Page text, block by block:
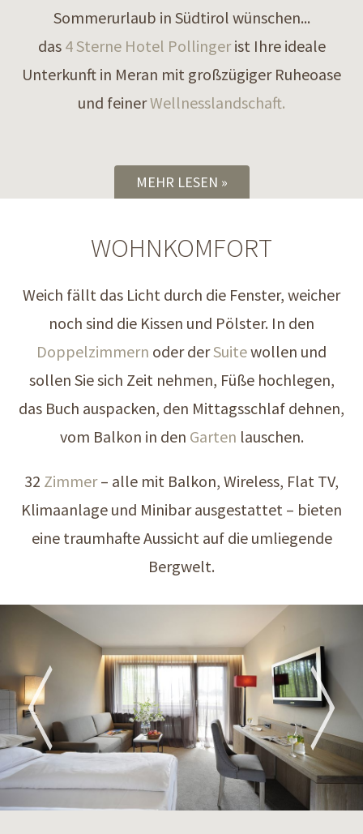
Sommerurlaub in Südtirol wünschen...
das 4 Sterne Hotel Pollingerist Ihre ideale
Unterkunft in Meran mit großzügiger Ruheoase
und feinerWellnesslandschaft.
MEHR LESEN
WOHNKOMFORT
Weich fällt das Licht durch die Fenster, weicher
noch sind die Kissen und Pölster. In den
Doppelzimmern oder derSuitewollen und
sollen Sie sich Zeit nehmen, Füße hochlegen,
das Buch auspacken, den Mittagsschlaf dehnen,
vom Balkon in den Garten lauschen.
32 Zimmer– alle mit Balkon, Wireless, Flat TV,
Klimaanlage und Minibar ausgestattet – bieten
eine traumhafte Aussicht auf die umliegende
Bergwelt.